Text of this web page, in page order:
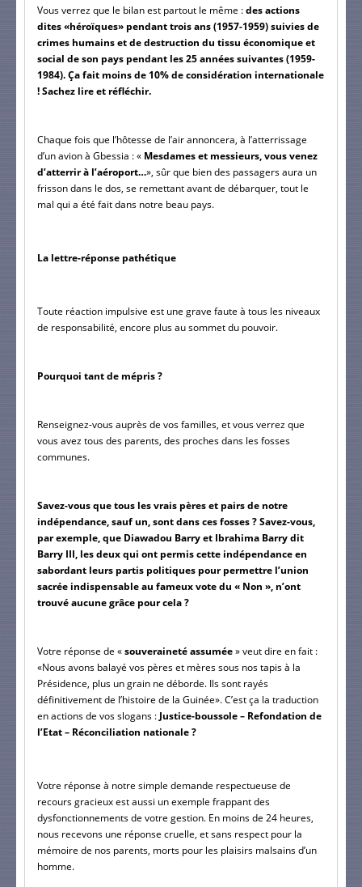
Vous verrez que le bilan est partout le même : des actions
dites «héroïques» pendant trois ans (1957-1959) suivies de
crimes humains et de destruction du tissu économique et
social de son pays pendant les 25 années suivantes (1959-
1984). Ça fait moins de 10% de considération internationale
! Sachez lire et réfléchir.
Chaque fois que l’hôtesse de l’air annoncera, à l’atterrissage
d’un avion à Gbessia : « Mesdames et messieurs, vous venez
d’atterrir à l’aéroport…», sûr que bien des passagers aura un
frisson dans le dos, se remettant avant de débarquer, tout le
mal qui a été fait dans notre beau pays.
La lettre-réponse pathétique
Toute réaction impulsive est une grave faute à tous les niveaux
de responsabilité, encore plus au sommet du pouvoir.
Pourquoi tant de mépris ?
Renseignez-vous auprès de vos familles, et vous verrez que
vous avez tous des parents, des proches dans les fosses
communes.
Savez-vous que tous les vrais pères et pairs de notre
indépendance, sauf un, sont dans ces fosses ? Savez-vous,
par exemple, que Diawadou Barry et Ibrahima Barry dit
Barry III, les deux qui ont permis cette indépendance en
sabordant leurs partis politiques pour permettre l’union
sacrée indispensable au fameux vote du « Non », n’ont
trouvé aucune grâce pour cela ?
Votre réponse de « souveraineté assumée » veut dire en fait :
«Nous avons balayé vos pères et mères sous nos tapis à la
Présidence, plus un grain ne déborde. Ils sont rayés
définitivement de l’histoire de la Guinée». C’est ça la traduction
en actions de vos slogans : Justice-boussole – Refondation de
l’Etat – Réconciliation nationale ?
Votre réponse à notre simple demande respectueuse de
recours gracieux est aussi un exemple frappant des
dysfonctionnements de votre gestion. En moins de 24 heures,
nous recevons une réponse cruelle, et sans respect pour la
mémoire de nos parents, morts pour les plaisirs malsains d’un
homme.